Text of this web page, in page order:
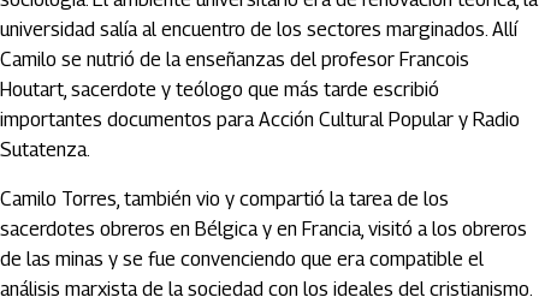
universidad salía al encuentro de los sectores marginados. Allí
Camilo se nutrió de la enseñanzas del profesor Francois
Houtart, sacerdote y teólogo que más tarde escribió
importantes documentos para Acción Cultural Popular y Radio
Sutatenza.
Camilo Torres, también vio y compartió la tarea de los
sacerdotes obreros en Bélgica y en Francia, visitó a los obreros
de las minas y se fue convenciendo que era compatible el
análisis marxista de la sociedad con los ideales del cristianismo.